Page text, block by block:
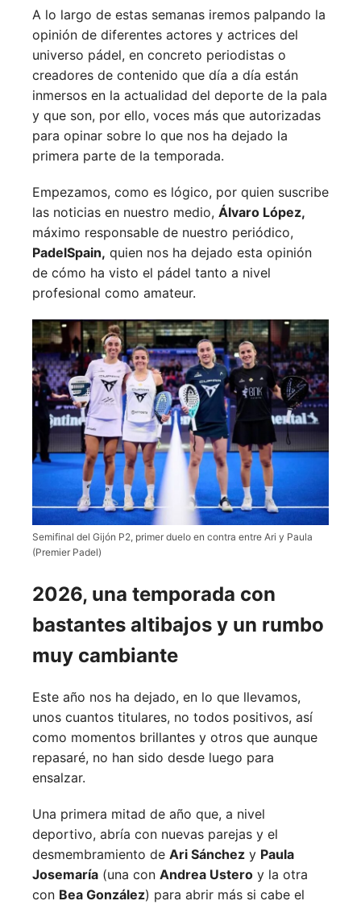
A lo largo de estas semanas iremos palpando la
opinión de diferentes actores y actrices del
universo pádel, en concreto periodistas o
creadores de contenido que día a día están
inmersos en la actualidad del deporte de la pala
y que son, por ello, voces más que autorizadas
para opinar sobre lo que nos ha dejado la
primera parte de la temporada.
Empezamos, como es lógico, por quien suscribe
las noticias en nuestro medio, Álvaro López,
máximo responsable de nuestro periódico,
PadelSpain, quien nos ha dejado esta opinión
de cómo ha visto el pádel tanto a nivel
profesional como amateur.
Semifinal del Gijón P2, primer duelo en contra entre Ari y Paula
(Premier Padel)
2026, una temporada con
bastantes altibajos y un rumbo
muy cambiante
Este año nos ha dejado, en lo que llevamos,
unos cuantos titulares, no todos positivos, así
como momentos brillantes y otros que aunque
repasaré, no han sido desde luego para
ensalzar.
Una primera mitad de año que, a nivel
deportivo, abría con nuevas parejas y el
desmembramiento de Ari Sánchez y Paula
Josemaría (una con Andrea Ustero y la otra
con Bea González) para abrir más si cabe el